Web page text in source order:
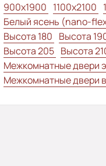
900x1900 1100x2100
Белый ясень (nano-
Высота 180 Высота
Высота 205 Высота
Межкомнатные двери
Межкомнатные двери